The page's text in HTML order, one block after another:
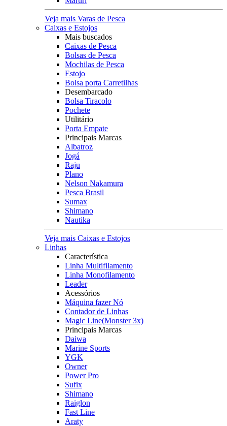
Veja mais Varas de Pesca
Caixas e Estojos
Mais buscados
Caixas de Pesca
Bolsas de Pesca
Mochilas de Pesca
Estojo
Bolsa porta Carretilhas
Desembarcado
Bolsa Tiracolo
Pochete
Utilitário
Porta Empate
Principais Marcas
Albatroz
Jogá
Raju
Plano
Nelson Nakamura
Pesca Brasil
Sumax
Shimano
Nautika
Veja mais Caixas e Estojos
Linhas
Característica
Linha Multifilamento
Linha Monofilamento
Leader
Acessórios
Máquina fazer Nó
Contador de Linhas
Magic Line(Monster 3x)
Principais Marcas
Daiwa
Marine Sports
YGK
Owner
Power Pro
Sufix
Shimano
Raiglon
Fast Line
Araty